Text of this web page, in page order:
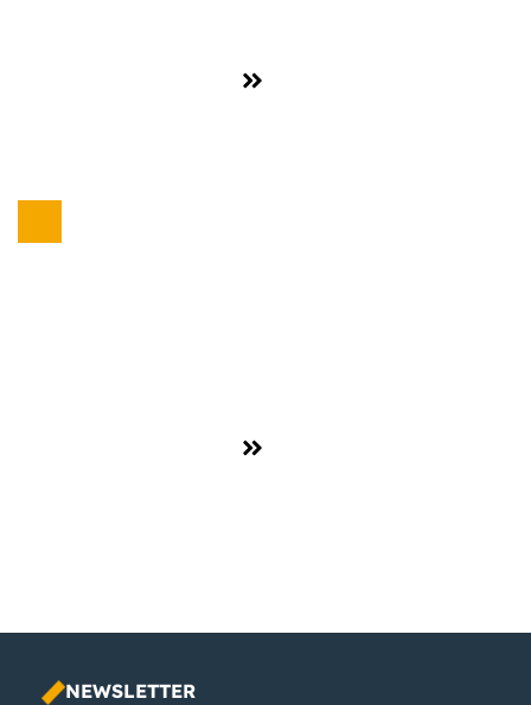
NEWSLETTER